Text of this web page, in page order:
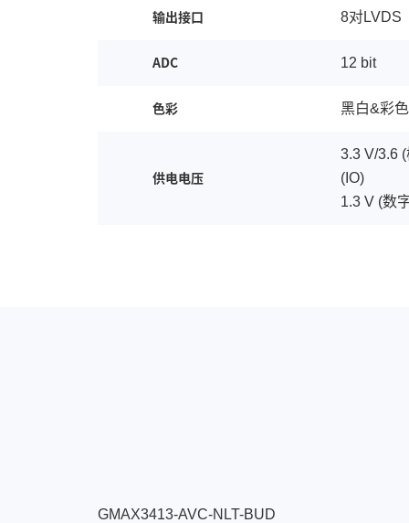
输出接口 8对LVDS
ADC 12 bit
色彩 黑白&彩色
供电电压
3.3 V/3.6
(IO)
1.3 V (数
GMAX3413-AVC-NLT-BUD